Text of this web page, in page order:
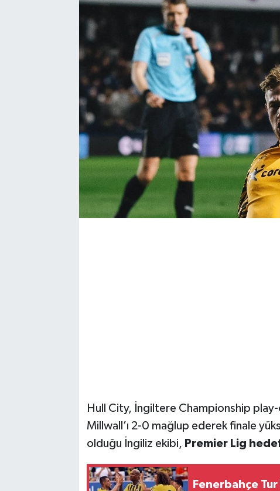
Hull City, İngiltere Championship
Millwall’ı 2-0 mağlup ederek finale
olduğu İngiliz ekibi, Premier Lig
Fenerbahçe